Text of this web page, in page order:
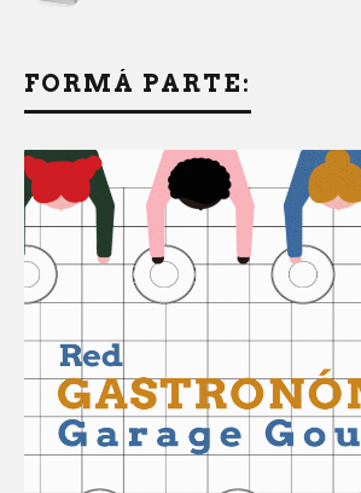
FORMÁ PARTE: